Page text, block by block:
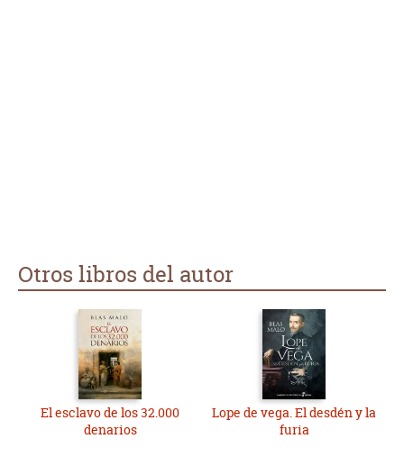
Otros libros del autor
El esclavo de los 32.000
denarios
Lope de vega. El desdén y la
furia